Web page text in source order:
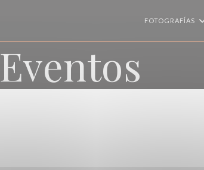
FOTOGRAFÍAS
Eventos